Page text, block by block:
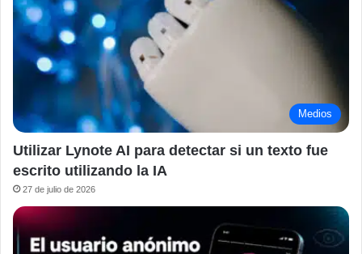
Medios
Utilizar Lynote AI para detectar si un texto fue
escrito utilizando la IA
27 de julio de 2026